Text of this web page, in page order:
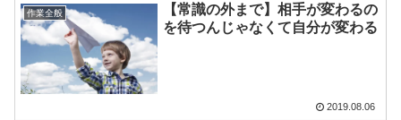
作業全般
【常識の外まで】相手が変わるの
を待つんじゃなくて自分が変わる
2019.08.06